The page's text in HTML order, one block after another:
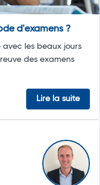
d'examens ?
avec les beaux jours
des examens
Lire la suite